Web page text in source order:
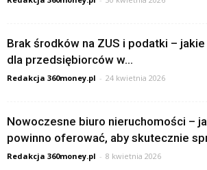
Brak środków na ZUS i podatki –
dla przedsiębiorców w...
Redakcja 360money.pl - 24 kwietnia 2026
Nowoczesne biuro nieruchomości –
powinno oferować, aby skutecznie
Redakcja 360money.pl - 8 kwietnia 2026